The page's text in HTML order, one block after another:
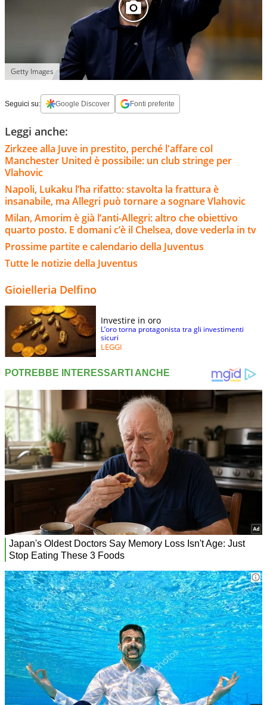
Getty Images
Seguici su: Google Discover Fonti preferite
Leggi anche:
Zirkzee alla Juve in prestito, perché l'affare col
Manchester United è possibile: un club stringe per
Vlahovic
Napoli, Lukaku l’ha rifatto: stavolta la frattura è
insanabile, ma Allegri può tornare a sognare Vlahovic
Milan, Amorim è già l’anti-Allegri: altro che obiettivo
quarto posto. E domani c’è il Chelsea, dove vederla in tv
Prossime partite e calendario della Juventus
Tutte le notizie della Juventus
Gioielleria Delfino
Investire in oro
L’oro torna protagonista tra gli investimenti
sicuri
LEGGI